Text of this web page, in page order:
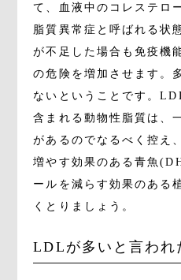
て、血液中のコレステロ
脂質異常症と呼ばれる状
が不足した場合も免疫機
の危険を増加させます。
ないということです。
含まれる動物性脂質は、
があるのでなるべく控え
増やす効果のある青魚
ールを減らす効果のある
くとりましょう。
LDLが多いと言われ